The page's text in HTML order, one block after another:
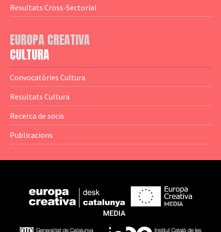
— Altres Guies
— Presentacions
— Estudis
Resultats Cross-Sectorial
EUROPA CREATIVA
CULTURA
Convocatòries Cultura
Resultats Cultura
Recerca de socis
Publicacions